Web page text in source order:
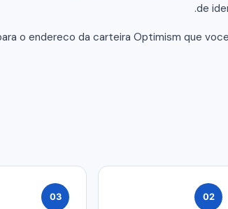
de
o endereco da carteira Optimism que
02
03